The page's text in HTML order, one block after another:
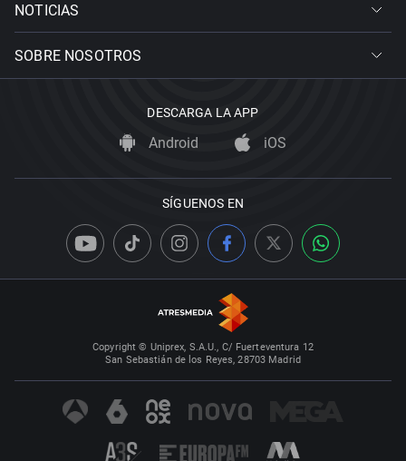
NOTICIAS
SOBRE NOSOTROS
DESCARGA LA APP
Android iOS
SÍGUENOS EN
Copyright © Uniprex, S.A.U., C/ Fuerteventura 12
San Sebastián de los Reyes, 28703 Madrid